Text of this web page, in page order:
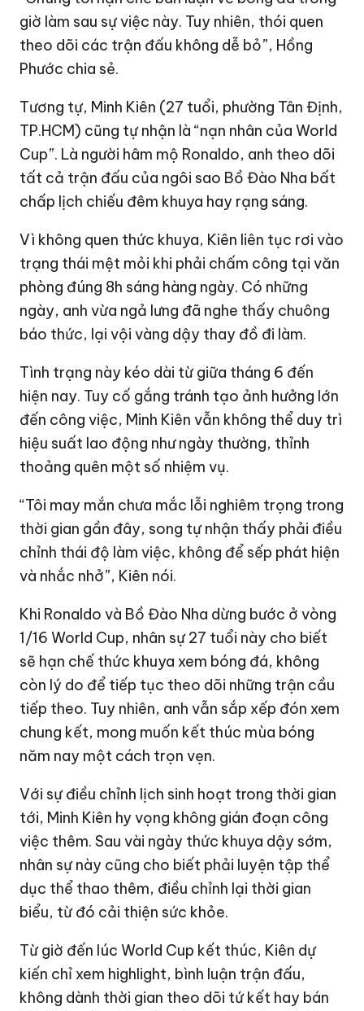
giờ làm sau sự việc này. Tuy nhiên, thói quen
theo dõi các trận đấu không dễ bỏ”, Hồng
Phước chia sẻ.
Tương tự, Minh Kiên (27 tuổi, phường Tân Định,
TP.HCM) cũng tự nhận là “nạn nhân của World
Cup”. Là người hâm mộ Ronaldo, anh theo dõi
tất cả trận đấu của ngôi sao Bồ Đào Nha bất
chấp lịch chiếu đêm khuya hay rạng sáng.
Vì không quen thức khuya, Kiên liên tục rơi vào
trạng thái mệt mỏi khi phải chấm công tại văn
phòng đúng 8h sáng hàng ngày. Có những
ngày, anh vừa ngả lưng đã nghe thấy chuông
báo thức, lại vội vàng dậy thay đồ đi làm.
Tình trạng này kéo dài từ giữa tháng 6 đến
hiện nay. Tuy cố gắng tránh tạo ảnh hưởng lớn
đến công việc, Minh Kiên vẫn không thể duy trì
hiệu suất lao động như ngày thường, thỉnh
thoảng quên một số nhiệm vụ.
“Tôi may mắn chưa mắc lỗi nghiêm trọng trong
thời gian gần đây, song tự nhận thấy phải điều
chỉnh thái độ làm việc, không để sếp phát hiện
và nhắc nhở”, Kiên nói.
Khi Ronaldo và Bồ Đào Nha dừng bước ở vòng
1/16 World Cup, nhân sự 27 tuổi này cho biết
sẽ hạn chế thức khuya xem bóng đá, không
còn lý do để tiếp tục theo dõi những trận cầu
tiếp theo. Tuy nhiên, anh vẫn sắp xếp đón xem
chung kết, mong muốn kết thúc mùa bóng
năm nay một cách trọn vẹn.
Với sự điều chỉnh lịch sinh hoạt trong thời gian
tới, Minh Kiên hy vọng không gián đoạn công
việc thêm. Sau vài ngày thức khuya dậy sớm,
nhân sự này cũng cho biết phải luyện tập thể
dục thể thao thêm, điều chỉnh lại thời gian
biểu, từ đó cải thiện sức khỏe.
Từ giờ đến lúc World Cup kết thúc, Kiên dự
kiến chỉ xem highlight, bình luận trận đấu,
không dành thời gian theo dõi tứ kết hay bán